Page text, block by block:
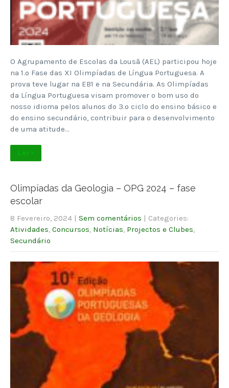
O Agrupamento de Escolas da Lousã (AEL) participou hoje
na 1.º Fase das XI Olimpíadas de Língua Portuguesa. A
prova teve lugar na EB1 e na Secundária. As Olimpíadas
da Língua Portuguesa visam promover o bom uso do
nosso idioma pelos alunos do 3.º ciclo do ensino básico e
do ensino secundário, contribuir para o desenvolvimento
de uma atitude…
Ler +
Olimpíadas da Geologia – OPG 2024 – fase
escolar
8 Fevereiro, 2024 | Sem comentários | Categories:
Atividades Concursos Notícias Projectos e Clubes
Secundário